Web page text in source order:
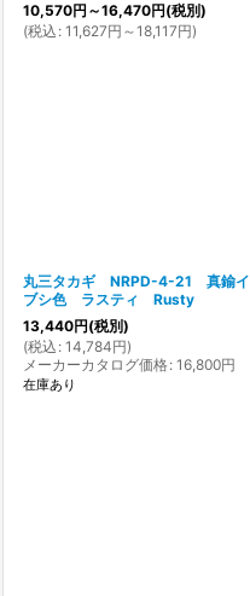
10,570円 ～16,470円(税別)
(税込 : 11,627円 ～18,117円)
丸三タカギ NRPD-4-21 真鍮イ
ブシ色 ラスティ Rusty
13,440円(税別)
(税込 : 14,784円)
メーカーカタログ価格: 16,800円
在庫あり